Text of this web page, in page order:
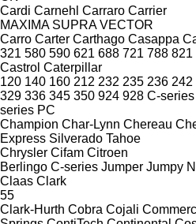
Cardi Carnehl Carraro Carrier
MAXIMA SUPRA VECTOR
Carro Carter Carthago Casappa
321 580 590 621 688 721 788 821
Castrol Caterpillar
120 140 160 212 232 235 236 242
329 336 345 350 924 928 C-series
series PC
Champion Char-Lynn Chereau
Express Silverado Tahoe
Chrysler Cifam Citroen
Berlingo C-series Jumper Jumpy
Claas Clark
55
Clark-Hurth Cobra Cojali